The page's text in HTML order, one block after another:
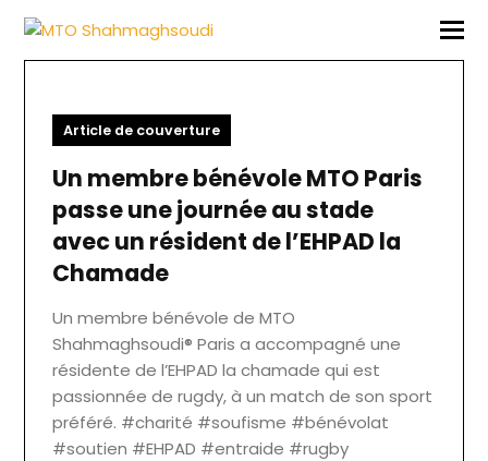
Article de couverture
Un membre bénévole MTO Paris
passe une journée au stade
avec un résident de l’EHPAD la
Chamade
Un membre bénévole de MTO
Shahmaghsoudi® Paris a accompagné une
résidente de l’EHPAD la chamade qui est
passionnée de rugdy, à un match de son sport
préféré. #charité #soufisme #bénévolat
#soutien #EHPAD #entraide #rugby